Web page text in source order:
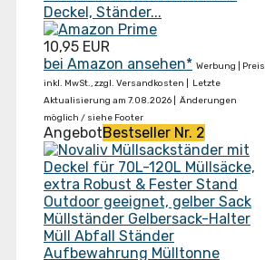
Deckel, Ständer...
10,95 EUR
bei Amazon ansehen* Werbung | Preis
inkl. MwSt., zzgl. Versandkosten |
Letzte
Aktualisierung am 7.08.2026 |
Änderungen
möglich / siehe Footer
AngebotBestseller Nr. 2